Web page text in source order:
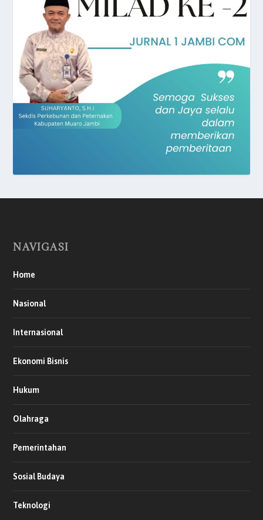
NAVIGASI
Home
Nasional
Internasional
Ekonomi Bisnis
Hukum
Olahraga
Pemerintahan
Sosial Budaya
Teknologi